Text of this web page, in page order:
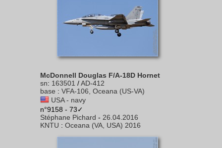
McDonnell Douglas F/A-18D Hornet
sn: 163501 /AD-412
base : VFA-106, Oceana (US-VA)
USA - navy
n°9158 - 73✓
Stéphane Pichard - 26.04.2016
KNTU : Oceana (VA, USA) 2016